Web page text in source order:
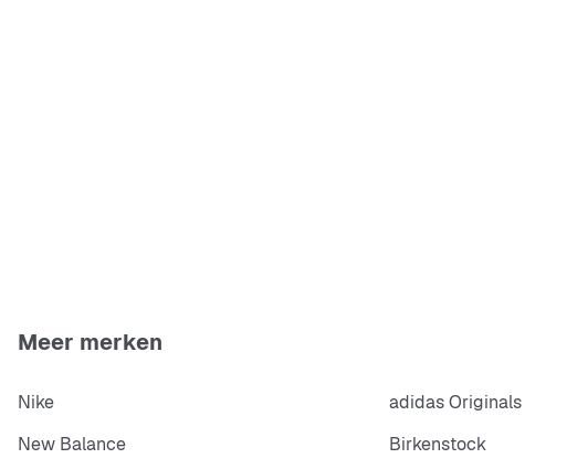
Meer merken
Nike adidas Originals
New Balance
Birkenstock